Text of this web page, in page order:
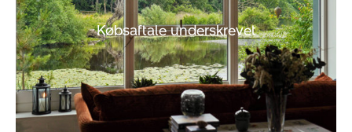
4070
Kirke
Hyllinge
Købsaftale underskrevet